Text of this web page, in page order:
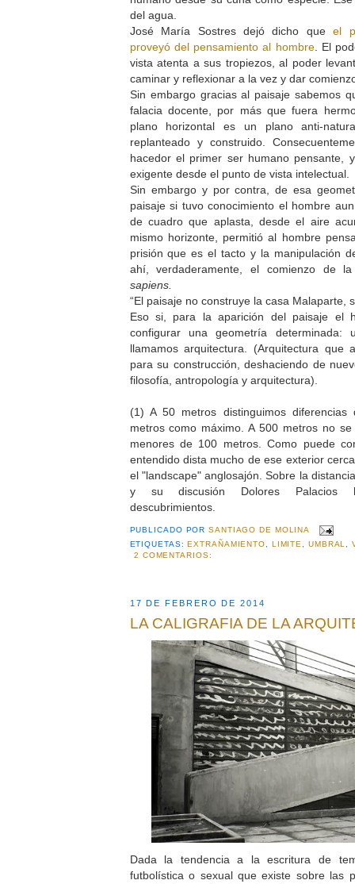
del agua.
José María Sostres dejó dicho queel
proveyó del pensamiento al hombre. El
vista atenta a sus tropiezos, al poder
caminar y reflexionar a la vez y dar
Sin embargo gracias al paisaje sabemos
falacia docente, por más que fuera
plano horizontal es un plano anti-
replanteado y construido.
hacedor el primer ser humano pensante,
exigente desde el punto de vista intelectual.
Sin embargo y por contra, de esa
paisaje si tuvo conocimiento el hombre
de cuadro que aplasta, desde el aire
mismo horizonte, permitió al hombre
prisión que es el tacto y la manipulación
ahí, verdaderamente, el comienzo de
sapiens.
“El paisaje no construye la casa Malaparte,
Eso si, para la aparición del paisaje el
configurar una geometría
llamamos arquitectura. (Arquitectura
para su construcción, deshaciendo de
filosofía, antropología y arquitectura).
(1) A 50 metros distinguimos
metros como máximo. A 500 metros no
menores de 100 metros. Como puede
entendido dista mucho de ese exterior
el "landscape" anglosajón. Sobre la
y su discusión Dolores Palacios
descubrimientos.
PUBLICADO PORSANTIAGO DE MOLINA
ETIQUETAS:EXTRAÑAMIENTO LIMITE UMBRAL ,
2 COMENTARIOS:
17 DE FEBRERO DE 2014
LA CALIGRAFIA DE LA
Dada la tendencia a la escritura de
futbolística o sexual que existe sobre las